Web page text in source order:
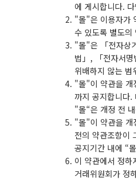
에 게시합니다.
"몰"은 이용자가
수 있도록 별도의
"몰"은 「전자상
법」, 「전자서
위배하지 않는
"몰"이 약관을 개
까지 공지합니다.
"몰“은 개정 전
"몰"이 약관을 개
전의 약관조항이
공지기간 내에 “
이 약관에서 정
거래위원회가 정